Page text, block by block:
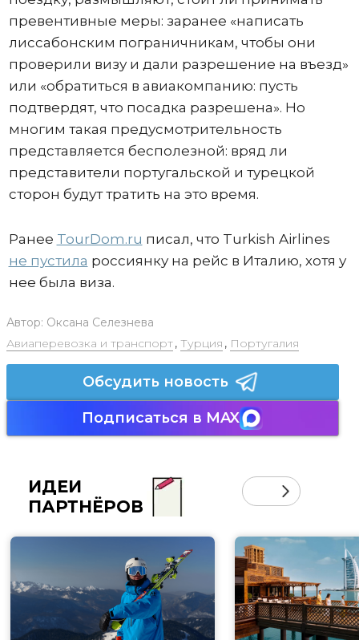
превентивные меры: заранее «написать
лиссабонским пограничникам, чтобы они
проверили визу и дали разрешение на въезд»
или «обратиться в авиакомпанию: пусть
подтвердят, что посадка разрешена». Но
многим такая предусмотрительность
представляется бесполезной: вряд ли
представители португальской и турецкой
сторон будут тратить на это время.
Ранее TourDom.ru писал, что Turkish Airlines
не пустила россиянку на рейс в Италию, хотя у
нее была виза.
Автор: Оксана Селезнева
Авиаперевозка и транспорт, Турция , Португалия
Обсудить новость
Подписаться в MAX
ИДЕИ
ПАРТНЁРОВ